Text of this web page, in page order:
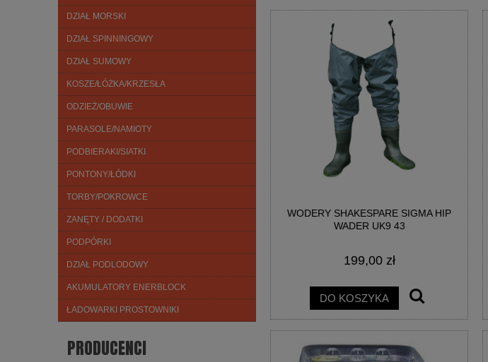
DZIAŁ MORSKI
DZIAŁ SPINNINGOWY
DZIAŁ SUMOWY
KOSZE/ŁÓŻKA/KRZESŁA
ODZIEŻ/OBUWIE
PARASOLE/NAMIOTY
PODBIERAKI/SIATKI
PONTONY/ŁÓDKI
TORBY/POKROWCE
ZANĘTY / DODATKI
PODPÓRKI
DZIAŁ PODLODOWY
AKUMULATORY ENERBLOCK
ŁADOWARKI PROSTOWNIKI
PRODUCENCI
WODERY SHAKESPARE SIGMA HIP
WADER UK9 43
199,00 zł
DO KOSZYKA